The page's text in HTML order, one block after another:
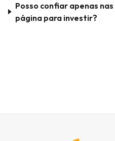
Posso confiar apenas
página para investir?